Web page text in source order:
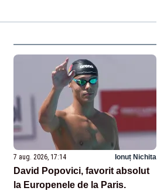
7 aug. 2026, 17:14 Ionuț Nichita
David Popovici, favorit absolut
la Europenele de la Paris.